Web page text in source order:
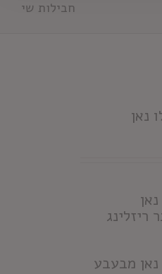
חבילות שי
נאן
ריזלינג
מבעבע